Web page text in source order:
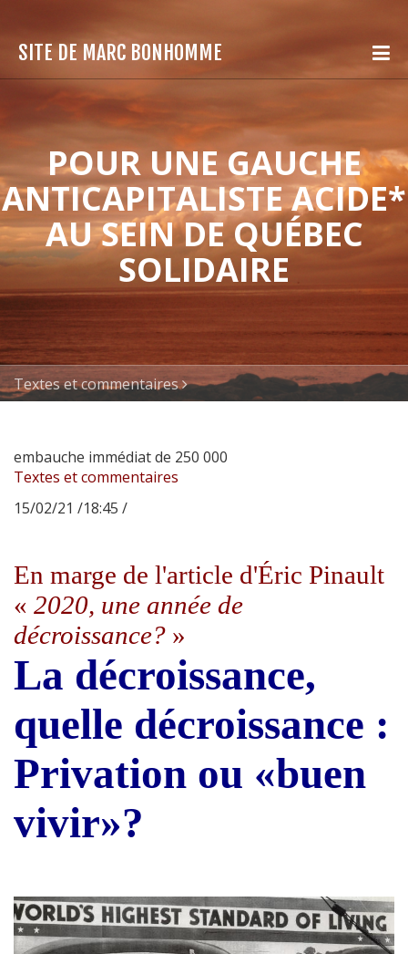
SITE DE MARC BONHOMME
POUR UNE GAUCHE
ANTICAPITALISTE ACIDE*
AU SEIN DE QUÉBEC
SOLIDAIRE
Textes et commentaires
embauche immédiat de 250 000
Textes et commentaires
15/02/21 /18:45 /
En marge de l'article d'Éric Pinault
« 2020, une année de
décroissance? »
La décroissance,
quelle décroissance :
Privation ou «buen
vivir»?